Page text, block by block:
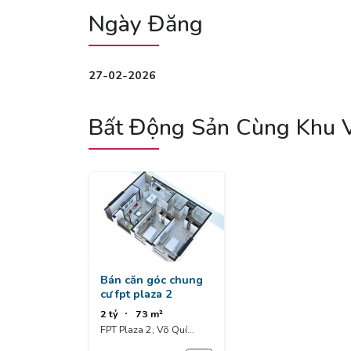
Ngày Đăng
27-02-2026
Bất Động Sản Cùng Khu
Bán căn góc chung
cư fpt plaza 2
2 tỷ
73 m²
FPT Plaza 2, Võ Quí